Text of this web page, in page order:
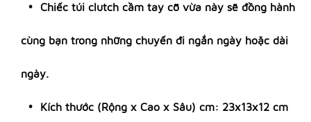
Chiếc túi clutch cầm tay cỡ vừa này sẽ đồng hành
cùng bạn trong những chuyến đi ngắn ngày hoặc dài
ngày.
Kích thước (Rộng x Cao x Sâu) cm: 23x13x12 cm